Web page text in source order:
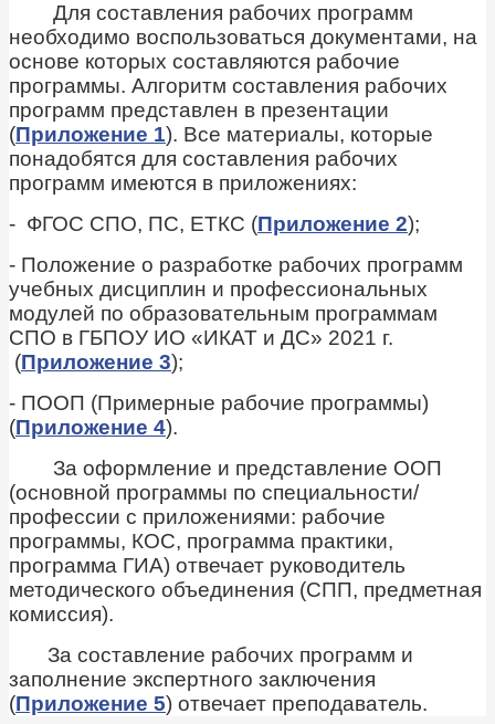
Для составления рабочих программ
необходимо воспользоваться документами, на
основе которых составляются рабочие
программы. Алгоритм составления рабочих
программ представлен в презентации
(Приложение 1). Все материалы, которые
понадобятся для составления рабочих
программ имеются в приложениях:
- ФГОС СПО, ПС, ЕТКС (Приложение 2);
- Положение о разработке рабочих программ
учебных дисциплин и профессиональных
модулей по образовательным программам
СПО в ГБПОУ ИО «ИКАТ и ДС» 2021 г.
(Приложение 3);
- ПООП (Примерные рабочие программы)
(Приложение 4).
За оформление и представление ООП
(основной программы по специальности/
профессии с приложениями: рабочие
программы, КОС, программа практики,
программа ГИА) отвечает руководитель
методического объединения (СПП, предметная
комиссия).
За составление рабочих программ и
заполнение экспертного заключения
(Приложение 5) отвечает преподаватель.